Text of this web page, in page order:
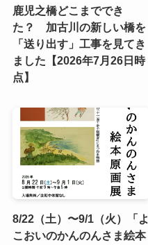
鹿児之橋どこまででき
た？ 加古川の新しい橋を
「送り出す」工事を見てき
ました【2026年7月26日時
点】
8/22（土）〜9/1（火）「よ
こおいのかんのんさま絵本